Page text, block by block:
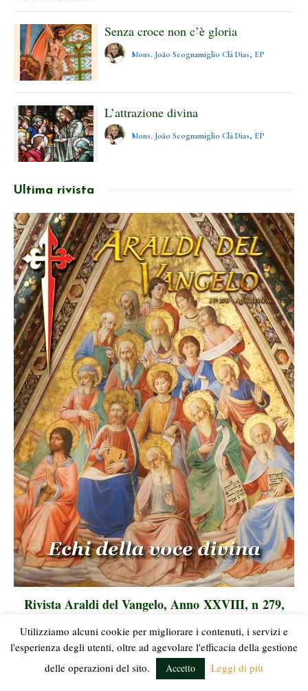
Senza croce non c’è gloria
Mons. João Scognamiglio Clá Dias, EP
L’attrazione divina
Mons. João Scognamiglio Clá Dias, EP
Ultima rivista
Rivista Araldi del Vangelo, Anno XXVIII, n 279,
Continua a leggere
Utilizziamo alcuni cookie per migliorare i contenuti, i servizi e
l'esperienza degli utenti, oltre ad agevolare l'efficacia della gestione
delle operazioni del sito.
Accetto Leggi di più